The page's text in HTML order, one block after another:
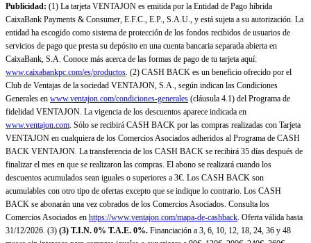
Publicidad: (1) La tarjeta VENTAJON es emitida por la Entidad de Pago híbrida
CaixaBank Payments & Consumer, E.F.C., E.P., S.A.U., y está sujeta a su autorización. La
entidad ha escogido como sistema de protección de los fondos recibidos de usuarios de
servicios de pago que presta su depósito en una cuenta bancaria separada abierta en
CaixaBank, S.A. Conoce más acerca de las formas de pago de tu tarjeta aquí:
www.caixabankpc.com/es/productos. (2) CASH BACK es un beneficio ofrecido por el
Club de Ventajas de la sociedad VENTAJON, S.A., según indican las Condiciones
Generales en www.ventajon.com/condiciones-generales (cláusula 4.1) del Programa de
fidelidad VENTAJON. La vigencia de los descuentos aparece indicada en
www.ventajon.com. Sólo se recibirá CASH BACK por las compras realizadas con Tarjeta
VENTAJON en cualquiera de los Comercios Asociados adheridos al Programa de CASH
BACK VENTAJON. La transferencia de los CASH BACK se recibirá 35 días después de
finalizar el mes en que se realizaron las compras. El abono se realizará cuando los
descuentos acumulados sean iguales o superiores a 3€. Los CASH BACK son
acumulables con otro tipo de ofertas excepto que se indique lo contrario. Los CASH
BACK se abonarán una vez cobrados de los Comercios Asociados. Consulta los
Comercios Asociados en https://www.ventajon.com/mapa-de-cashback. Oferta válida hasta
31/12/2026. (3) (3) T.I.N. 0% T.A.E. 0%. Financiación a 3, 6, 10, 12, 18, 24, 36 y 48